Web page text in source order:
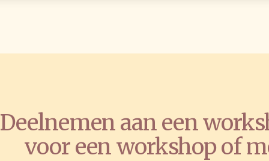
Deelnemen aan een
voor een workshop of